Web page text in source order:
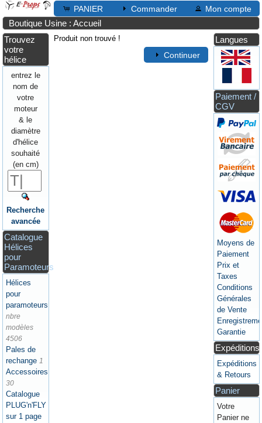
PANIER Commander Mon compte
Boutique Usine : Accueil
Trouvez
votre
hélice
entrez le
nom de
votre
moteur
& le
diamètre
d'hélice
souhaité
(en cm)
Recherche
avancée
Catalogue
Hélices
pour
Paramoteurs
Hélices
pour
paramoteurs
nbre
modèles
4506
Pales de
rechange 1
Accessoires
30
Catalogue
PLUG'n'FLY
sur 1 page
Produit non trouvé !
Continuer
Langues
Paiement /
CGV
Moyens de
Paiement
Prix et
Taxes
Conditions
Générales
de Vente
Garantie
Expéditions
Expéditions
& Retours
Panier
Votre
Panier ne